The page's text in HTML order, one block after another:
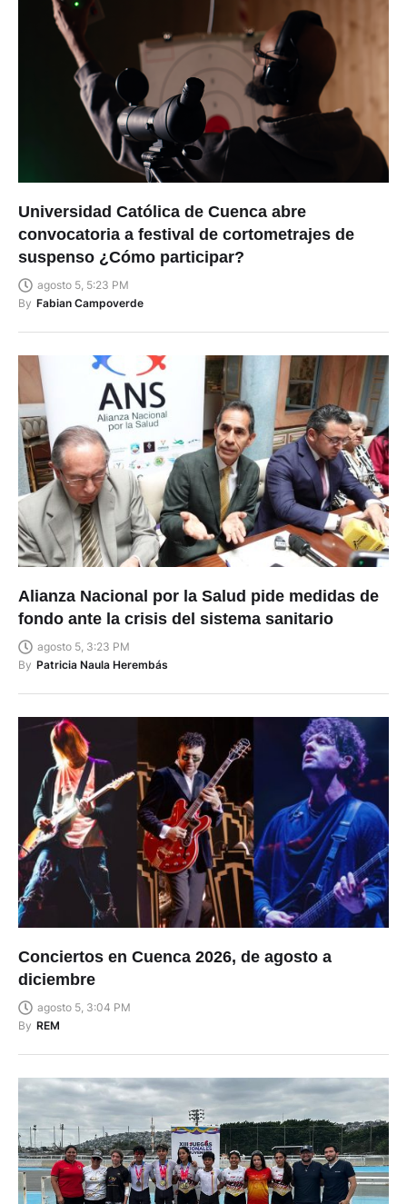
Universidad Católica de Cuenca abre
convocatoria a festival de cortometrajes de
suspenso ¿Cómo participar?
agosto 5, 5:23 PM
By Fabian Campoverde
Alianza Nacional por la Salud pide medidas de
fondo ante la crisis del sistema sanitario
agosto 5, 3:23 PM
By Patricia Naula Herembás
Conciertos en Cuenca 2026, de agosto a
diciembre
agosto 5, 3:04 PM
By REM